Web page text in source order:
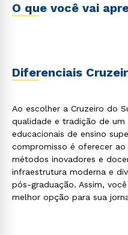
O que você vai
Diferenciais
Ao escolher a Cruzeiro do
qualidade e tradição de um
educacionais de ensino
compromisso é oferecer
métodos inovadores e
infraestrutura moderna e
pós-graduação. Assim,
melhor opção para sua